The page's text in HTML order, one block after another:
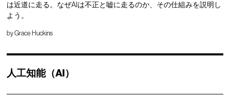
は近道に走る。なぜAIは不正と嘘に走るのか、その仕組みを説明し
よう。
byGrace Huckins
人工知能（AI）